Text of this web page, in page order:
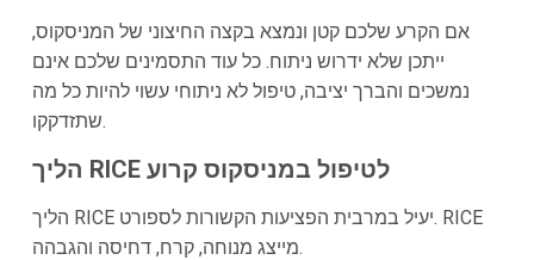
אם הקרע שלכם קטן ונמצא בקצה החיצוני של המניסקוס,
ייתכן שלא ידרוש ניתוח. כל עוד התסמינים שלכם אינם
נמשכים והברך יציבה, טיפול לא ניתוחי עשוי להיות כל מה
שתזדקקו.
הליך RICE לטיפול במניסקוס קרוע
הליך RICE יעיל במרבית הפציעות הקשורות לספורט. RICE
מייצג מנוחה, קרח, דחיסה והגבהה.